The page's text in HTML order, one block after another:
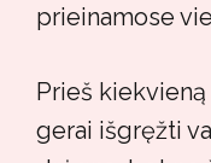
prieinamose
Prieš
gerai išgręžti